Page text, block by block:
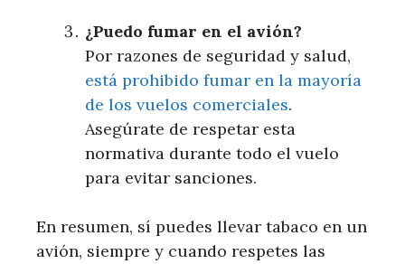
¿Puedo fumar en el avión?
Por razones de seguridad y salud,
está prohibido fumar en la mayoría
de los vuelos comerciales.
Asegúrate de respetar esta
normativa durante todo el vuelo
para evitar sanciones.
En resumen, sí puedes llevar tabaco en un
avión, siempre y cuando respetes las